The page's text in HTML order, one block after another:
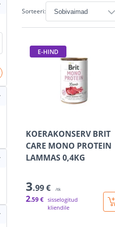
Sorteeri:
E-HIND
KOERAKONSERV BRIT
CARE MONO PROTEIN
LAMMAS 0,4KG
3.99 € /tk
2.59 € sisselogitud
kliendile